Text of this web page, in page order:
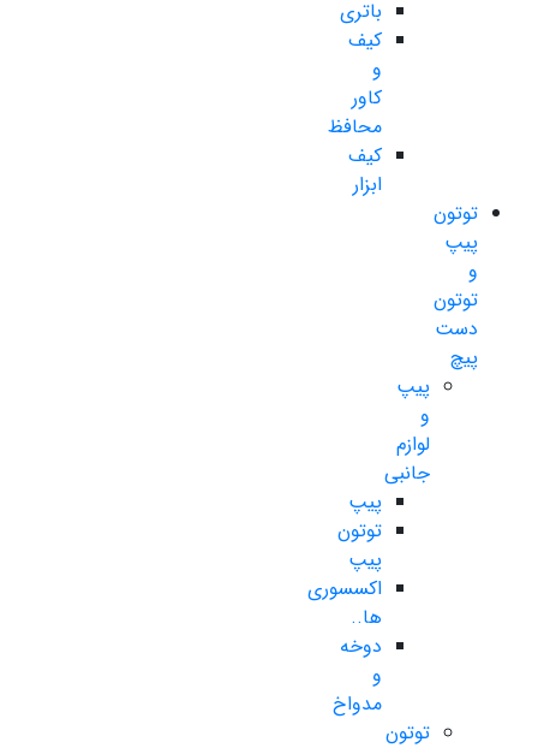
باتری
کیف
و
کاور
محافظ
کیف
ابزار
توتون
پیپ
و
توتون
دست
پیچ
پیپ
و
لوازم
جانبی
پیپ
توتون
پیپ
اکسسوری
ها..
دوخه
و
مدواخ
توتون